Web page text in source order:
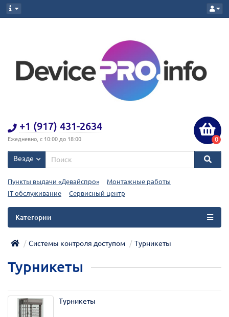
+1 (917) 431-2634
Ежедневно, с 10:00 до 18:00 0
Везде
Пункты выдачи «Девайспро»
Монтажные работы
IT обслуживание
Сервисный центр
Категории
Системы контроля доступом Турникеты
Турникеты
Турникеты